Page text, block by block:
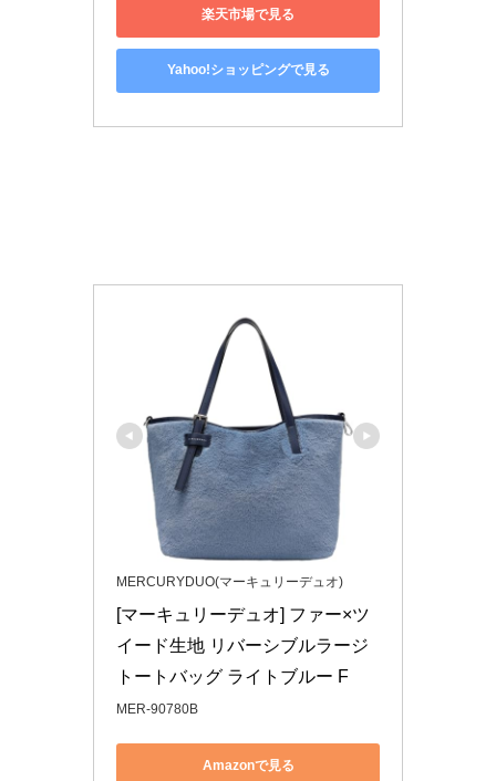
楽天市場で見る
Yahoo!ショッピングで見る
MERCURYDUO(マーキュリーデュオ)
[マーキュリーデュオ] ファー×ツ
イード生地 リバーシブルラージ
トートバッグ ライトブルー F
MER-90780B
Amazonで見る